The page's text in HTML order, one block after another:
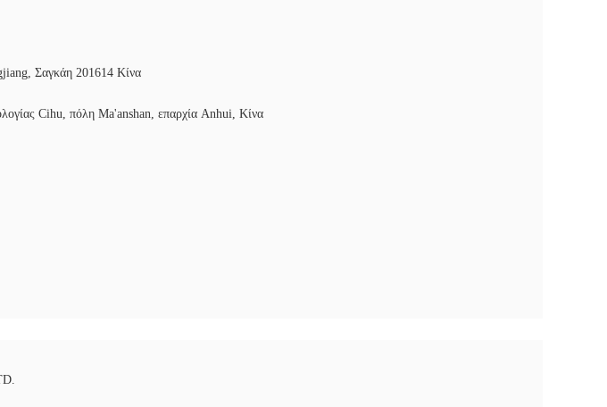
Σαγκάη 201614 Κίνα
Cihu, πόλη Ma'anshan, επαρχία Anhui, Κίνα